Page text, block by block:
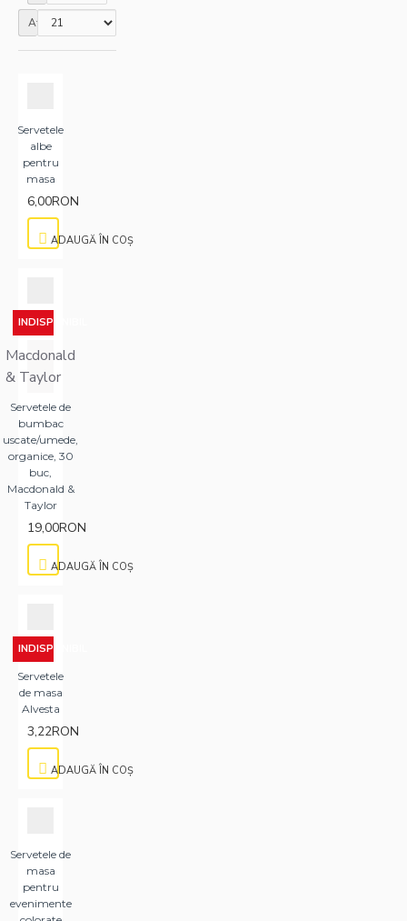
Afisare
Servetele
albe
pentru
masa
6,00RON
ADAUGĂ ÎN COŞ
INDISPONIBIL
Macdonald
& Taylor
Servetele de
bumbac
uscate/umede,
organice, 30
buc,
Macdonald &
Taylor
19,00RON
ADAUGĂ ÎN COŞ
INDISPONIBIL
Servetele
de masa
Alvesta
3,22RON
ADAUGĂ ÎN COŞ
Servetele de
masa
pentru
evenimente